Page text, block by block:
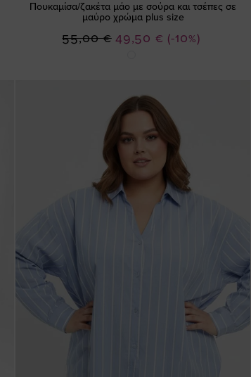
Πουκαμίσα/ζακέτα μάο με σούρα και τσέπες σε
μαύρο χρώμα plus size
(-10%)
Ειδική
49,50 €
55,00 €